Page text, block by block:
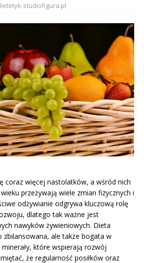
studiofigura.pl
coraz więcej nastolatków, a wśród nich
przeżywają wiele zmian fizycznych i
odżywianie odgrywa kluczową rolę
dlatego tak ważne jest
nawyków żywieniowych. Dieta
zbilansowana, ale także bogata w
które wspierają rozwój
że regularność posiłków oraz